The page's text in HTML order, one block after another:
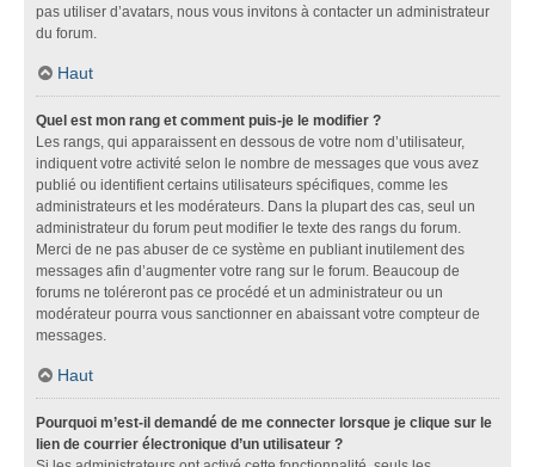
pas utiliser d’avatars, nous vous invitons à contacter un administrateur
du forum.
Haut
Quel est mon rang et comment puis-je le modifier ?
Les rangs, qui apparaissent en dessous de votre nom d’utilisateur,
indiquent votre activité selon le nombre de messages que vous avez
publié ou identifient certains utilisateurs spécifiques, comme les
administrateurs et les modérateurs. Dans la plupart des cas, seul un
administrateur du forum peut modifier le texte des rangs du forum.
Merci de ne pas abuser de ce système en publiant inutilement des
messages afin d’augmenter votre rang sur le forum. Beaucoup de
forums ne toléreront pas ce procédé et un administrateur ou un
modérateur pourra vous sanctionner en abaissant votre compteur de
messages.
Haut
Pourquoi m’est-il demandé de me connecter lorsque je clique sur le
lien de courrier électronique d’un utilisateur ?